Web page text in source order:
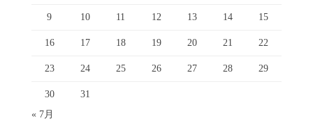
9 10 11 12 13 14 15
16 17 18 19 20 21 22
23 24 25 26 27 28 29
30
31
« 7月